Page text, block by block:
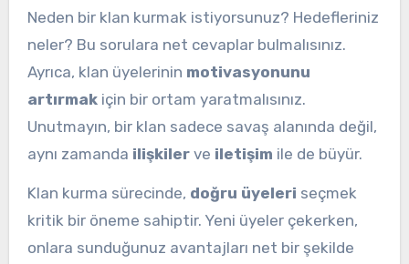
Neden bir klan kurmak istiyorsunuz? Hedefleriniz
neler? Bu sorulara net cevaplar bulmalısınız.
Ayrıca, klan üyelerinin motivasyonunu
artırmakiçin bir ortam yaratmalısınız.
Unutmayın, bir klan sadece savaş alanında değil,
aynı zamanda ilişkilerve iletişim ile de büyür.
Klan kurma sürecinde, doğru üyeleri seçmek
kritik bir öneme sahiptir. Yeni üyeler çekerken,
onlara sunduğunuz avantajları net bir şekilde